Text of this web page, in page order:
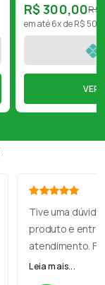
R$ 300,00R$
em até 6x de R$
VER
Tive uma
produto e
atendimento.
com muita
Leia mais...